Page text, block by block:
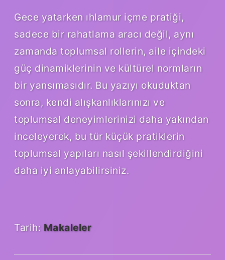
Gece yatarken ıhlamur içme pratiği,
sadece bir rahatlama aracı değil, aynı
zamanda toplumsal rollerin, aile içindeki
güç dinamiklerinin ve kültürel normların
bir yansımasıdır. Bu yazıyı okuduktan
sonra, kendi alışkanlıklarınızı ve
toplumsal deneyimlerinizi daha yakından
inceleyerek, bu tür küçük pratiklerin
toplumsal yapıları nasıl şekillendirdiğini
daha iyi anlayabilirsiniz.
Tarih: Makaleler